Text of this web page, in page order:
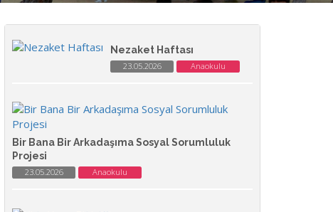
Nezaket Haftası
23.05.2026 Anaokulu
Bir Bana Bir Arkadaşıma Sosyal Sorumluluk
Projesi
23.05.2026 Anaokulu